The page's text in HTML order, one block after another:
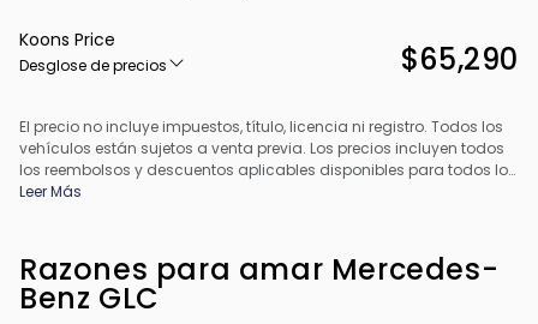
Koons Price
Desglose de precios $65,290
El precio no incluye impuestos, título, licencia ni registro. Todos los
vehículos están sujetos a venta previa. Los precios incluyen todos
los reembolsos y descuentos aplicables disponibles para todos los
consumidores; pueden aplicarse reembolsos adicionales. Es
de procesamiento del concesionario. El precio real del
concesionario puede variar.
Leer Más
Razones para amar Mercedes-
Benz GLC